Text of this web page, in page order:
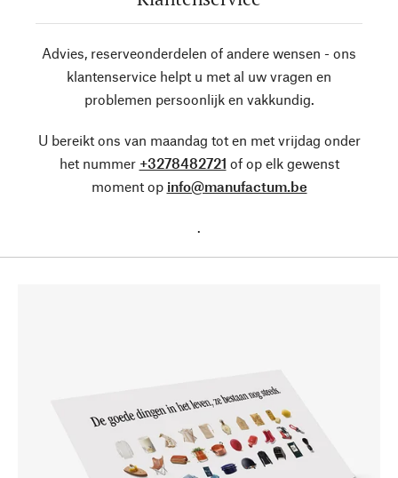
Advies, reserveonderdelen of andere wensen - ons
klantenservice helpt u met al uw vragen en
problemen persoonlijk en vakkundig.
U bereikt ons van maandag tot en met vrijdag onder
het nummer +3278482721 of op elk gewenst
moment op info@manufactum.be
.